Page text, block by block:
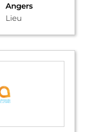
Angers
Lieu